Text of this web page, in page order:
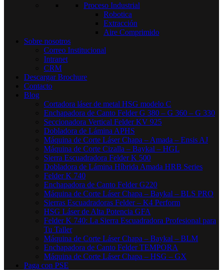
Proceso Industrial
Robotica
Extracción
Aire Comprimido
Sobre nosotros
Correo Institucional
Intranet
CRM
Descargar Brochure
Contacto
Blog
Cortadora láser de metal HSG modelo C​
Enchapadora de Canto Felder G 380 – G 360 – G 330
Seccionadora Vertical Felder KV 925
Dobladora de Lámina APHS
Máquina de Corte Láser Chapa – Amada – Ensis AJ
Máquina de Corte Cizalla – Baykal – HGL
Sierra Escuadradora Felder K 500
Dobladora de Lámina Híbrida Amada HRB Series
Felder K 740
Enchapadora de Canto Felder G220
Máquina de Corte Láser Chapa – Baykal – BLS PRO
Sierras Escuadradoras Felder – K4 Perform
HSG Láser de Alta Potencia GFA
Felder K 740: La Sierra Escuadradora Profesional para
Tu Taller
Máquina de Corte Láser Chapa – Baykal – BLM
Enchapadora de Canto Felder TEMPORA
Máquina de Corte Láser Chapa – HSG – GX
Paga con PSE